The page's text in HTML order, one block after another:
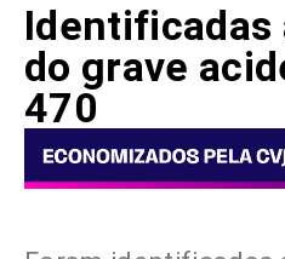
Identificadas
do grave
470